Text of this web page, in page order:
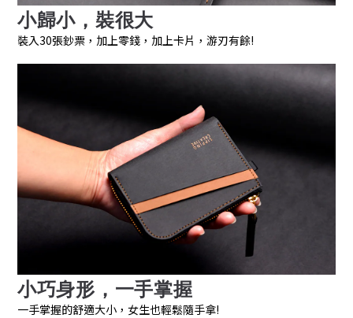
小歸小，裝很大
裝入30張鈔票，加上零錢，加上卡片，游刃有餘!
小巧身形， 一手掌握
一手掌握的舒適大小，女生也輕鬆隨手拿!